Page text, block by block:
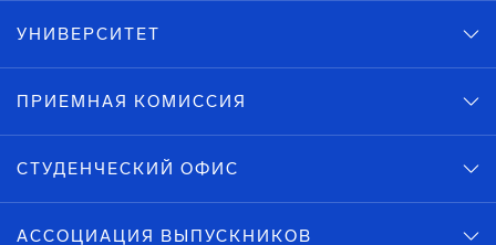
УНИВЕРСИТЕТ
ПРИЕМНАЯ КОМИССИЯ
СТУДЕНЧЕСКИЙ ОФИС
АССОЦИАЦИЯ ВЫПУСКНИКОВ